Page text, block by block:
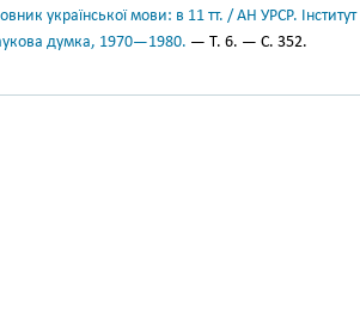
української мови: в 11 тт. / АН УРСР.
думка, 1970—1980. — Т. 6. — С. 352.